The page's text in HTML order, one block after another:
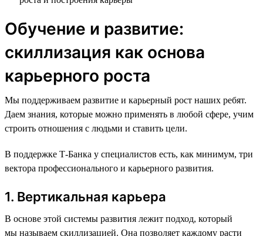
Обучение и развитие:
скиллизация как основа
карьерного роста
Мы поддерживаем развитие и карьерный рост наших ребят.
Даем знания, которые можно применять в любой сфере, учим
строить отношения с людьми и ставить цели.
В поддержке Т-Банка у специалистов есть, как минимум, три
вектора профессионального и карьерного развития.
1. Вертикальная карьера
В основе этой системы развития лежит подход, который
мы называем скиллизацией. Она позволяет каждому расти